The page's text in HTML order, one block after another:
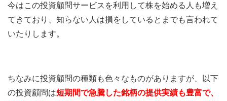
今はこの投資顧問サービスを利用して株を始める人も増え
てきており、知らない人は損をしているとまでも言われて
いたりします。
ちなみに投資顧問の種類も色々なものがありますが、以下
の投資顧問は短期間で急騰した銘柄の提供実績も豊富で、